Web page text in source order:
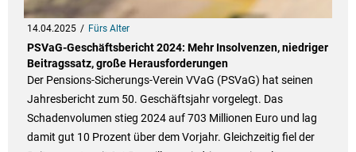
14.04.2025 Fürs Alter
PSVaG-Geschäftsbericht 2024: Mehr Insolvenzen, niedriger
Beitragssatz, große Herausforderungen
Der Pensions-Sicherungs-Verein VVaG (PSVaG) hat seinen
Jahresbericht zum 50. Geschäftsjahr vorgelegt. Das
Schadenvolumen stieg 2024 auf 703 Millionen Euro und lag
damit gut 10 Prozent über dem Vorjahr. Gleichzeitig fiel der